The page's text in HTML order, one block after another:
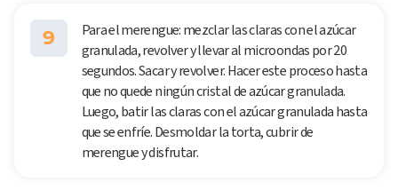
9
Para el merengue: mezclar las claras con el azúcar
granulada, revolver y llevar al microondas por 20
segundos. Sacar y revolver. Hacer este proceso hasta
que no quede ningún cristal de azúcar granulada.
Luego, batir las claras con el azúcar granulada hasta
que se enfríe. Desmoldar la torta, cubrir de
merengue y disfrutar.